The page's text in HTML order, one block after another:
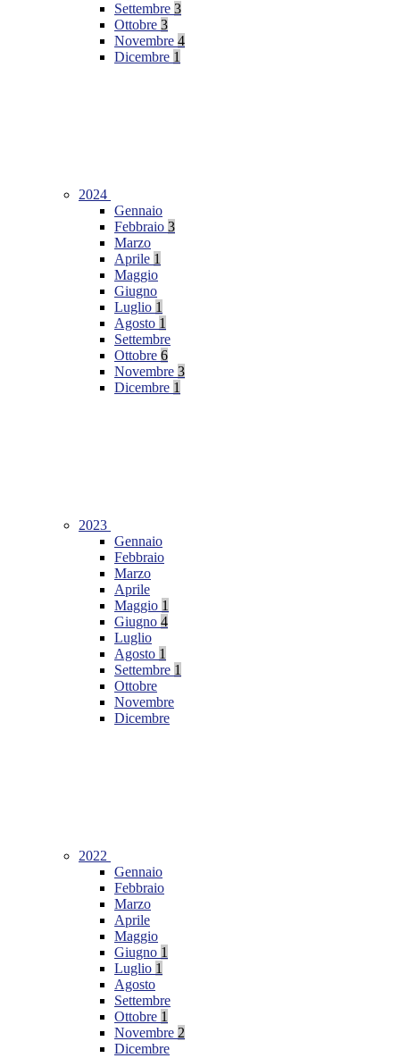
Settembre 3
Ottobre 3
Novembre 4
Dicembre 1
2024
Gennaio
Febbraio 3
Marzo
Aprile 1
Maggio
Giugno
Luglio 1
Agosto 1
Settembre
Ottobre 6
Novembre 3
Dicembre 1
2023
Gennaio
Febbraio
Marzo
Aprile
Maggio 1
Giugno 4
Luglio
Agosto 1
Settembre 1
Ottobre
Novembre
Dicembre
2022
Gennaio
Febbraio
Marzo
Aprile
Maggio
Giugno 1
Luglio 1
Agosto
Settembre
Ottobre 1
Novembre 2
Dicembre